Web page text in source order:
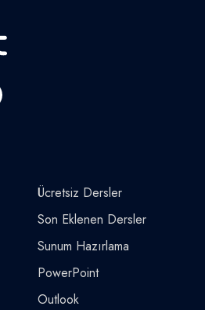
Ücretsiz Dersler
Son Eklenen Dersler
Sunum Hazırlama
PowerPoint
Outlook